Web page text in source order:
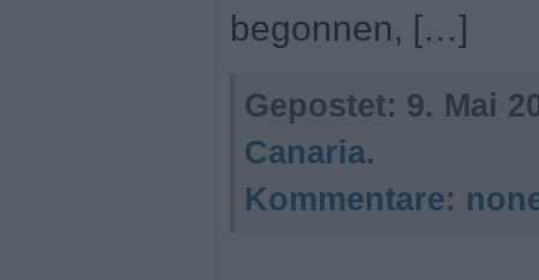
begonnen, […]
Gepostet: 9. Mai
Canaria.
Kommentare: